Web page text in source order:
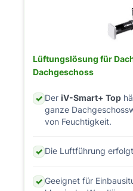
Lüftungslösung für
Dachgeschoss
✓ Der iV-Smart+ Top
ganze
von Feuchtigkeit.
✓ Die Luftführung
✓ Geeignet für